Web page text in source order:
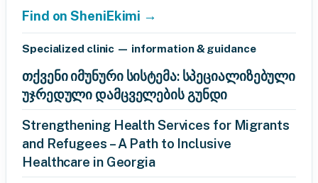
Find on SheniEkimi →
Specialized clinic — information & guidance
თქვენი იმუნური სისტემა: სპეციალიზებული
უჯრედული დამცველების გუნდი
Strengthening Health Services for Migrants
and Refugees – A Path to Inclusive
Healthcare in Georgia